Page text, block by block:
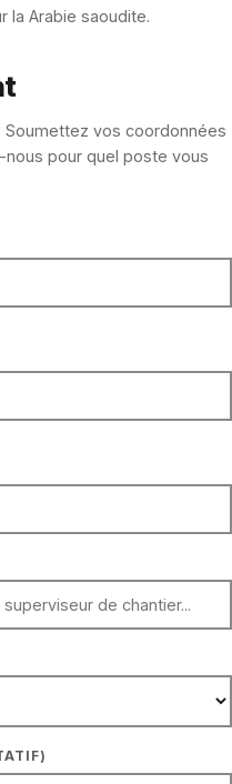
la Arabie saoudite.
vos coordonnées
pour quel poste vous